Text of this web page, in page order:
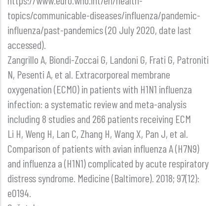
topics/communicable-diseases/influenza/pandemic-
influenza/past-pandemics (20 July 2020, date last
accessed).
Zangrillo A, Biondi-Zoccai G, Landoni G, Frati G, Patroniti
N, Pesenti A, et al. Extracorporeal membrane
oxygenation (ECMO) in patients with H1N1 influenza
infection: a systematic review and meta-analysis
including 8 studies and 266 patients receiving ECM
Li H, Weng H, Lan C, Zhang H, Wang X, Pan J, et al.
Comparison of patients with avian influenza A (H7N9)
and influenza a (H1N1) complicated by acute respiratory
distress syndrome. Medicine (Baltimore). 2018; 97(12):
e0194.